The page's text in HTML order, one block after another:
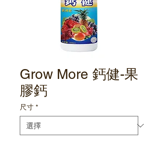
Grow More 鈣健-果
膠鈣
尺寸 *